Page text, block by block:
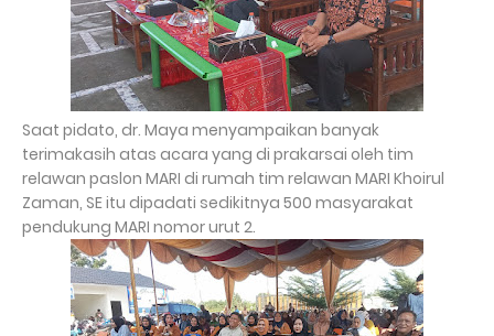
Saat pidato, dr. Maya menyampaikan banyak
terimakasih atas acara yang di prakarsai oleh tim
relawan paslon MARI di rumah tim relawan MARI Khoirul
Zaman, SE itu dipadati sedikitnya 500 masyarakat
pendukung MARI nomor urut 2.